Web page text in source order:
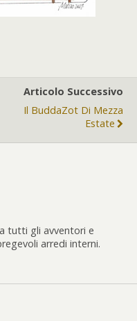
Articolo Successivo
Il BuddaZot Di Mezza
Estate
tutti gli avventori e
arredi interni.